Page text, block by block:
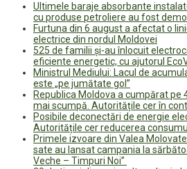
Ultimele baraje absorbante
cu produse petroliere au fost
Furtuna din 6 august a afectat o
electrice din nordul Moldovei
525 de familii și-au înlocuit
eficiente energetic, cu ajutorul
Ministrul Mediului: Lacul de
este „pe jumătate gol”
Republica Moldova a cumpărat pe
mai scumpă. Autoritățile cer în
Posibile deconectări de energie
Autoritățile cer reducerea
Primele izvoare din Valea
sate au lansat campania la
Veche – Timpuri Noi”